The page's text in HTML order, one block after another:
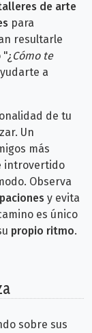
de arte
para
resultarle
Cómo te
a
de tu
Un
más
introvertido
Observa
y evita
es único
propio ritmo.
sobre sus